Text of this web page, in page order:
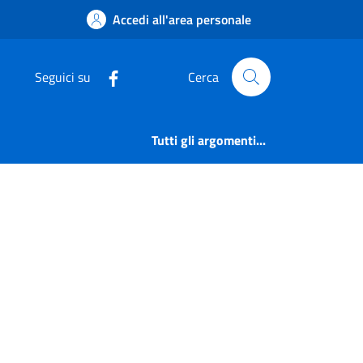
| Comune di
Accedi all'area personale
Seguici su Cerca
Tutti gli argomenti...